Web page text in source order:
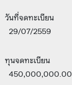
วันที่จดทะเบียน
29/07/2559
ทุนจดทะเบียน
450,000,000.00